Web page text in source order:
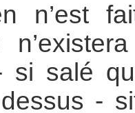
n’est
si salé
-